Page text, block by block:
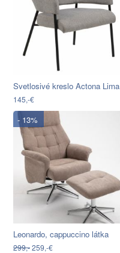
Svetlosivé kreslo Actona Lima
145,-€
- 13%
Leonardo, cappuccino látka
299,-259,-€